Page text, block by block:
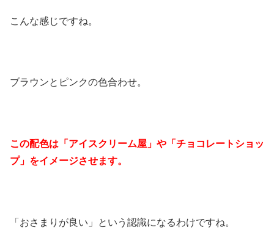
こんな感じですね。
ブラウンとピンクの色合わせ。
この配色は「アイスクリーム屋」や「チョコレートショッ
プ」をイメージさせます。
「おさまりが良い」という認識になるわけですね。